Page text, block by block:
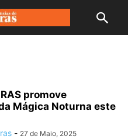
promove
Mágica Noturna este
- 27 de Maio, 2025